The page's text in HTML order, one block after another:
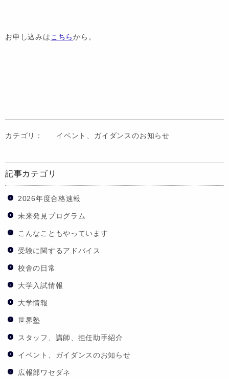
お申し込みは こちらから。
カテゴリ： イベント、ガイダンスのお知らせ
記事カテゴリ
2026年度合格速報
未来発見プログラム
こんなこともやっています
受験に関するアドバイス
校舎の日常
大学入試情報
大学情報
世界塾
スタッフ、講師、担任助手紹介
イベント、ガイダンスのお知らせ
広報部ワセダネ